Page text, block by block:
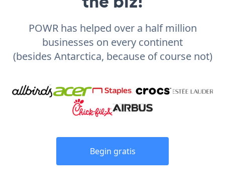
POWR has helped over a half million
businesses on every continent
(besides Antarctica, because of course not)
Begin gratis